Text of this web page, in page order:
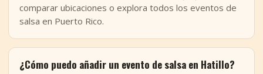
comparar ubicaciones o explora todos los eventos de
salsa en Puerto Rico.
¿Cómo puedo añadir un evento de salsa en Hatillo?